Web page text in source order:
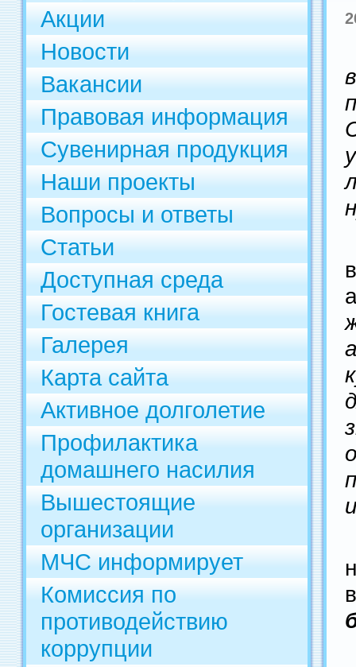
Акции
Новости
Вакансии
Правовая информация
Сувенирная продукция
Наши проекты
Вопросы и ответы
Статьи
Доступная среда
Гостевая книга
Галерея
Карта сайта
Активное долголетие
Профилактика
домашнего насилия
Вышестоящие
организации
МЧС информирует
Комиссия по
противодействию
коррупции